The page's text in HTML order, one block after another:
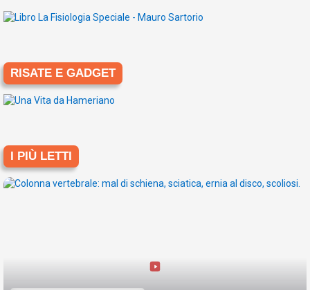
RISATE E GADGET
I PIÙ LETTI